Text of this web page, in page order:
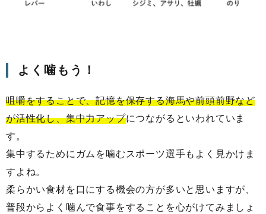
よく噛もう！
咀嚼をすることで、記憶を保存する海馬や前頭前野など
が活性化し、集中力アップにつながるといわれていま
す。
集中するためにガムを噛むスポーツ選手もよく見かけま
すよね。
柔らかい食材を口にする機会の方が多いと思いますが、
普段からよく噛んで食事をすることを心がけてみましょ